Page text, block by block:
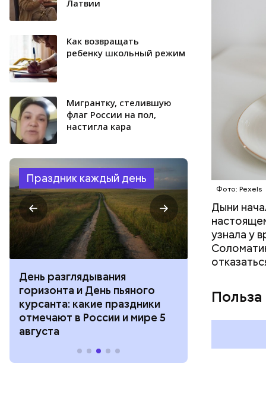
Латвии
Как возвращать
ребенку школьный режим
Мигрантку, стелившую
флаг России на пол,
настигла кара
Праздник каждый день
День разглядывания
горизонта и День пьяного
курсанта: какие праздники
отмечают в России и мире 5
августа
День
праздники
и мире 4
Фото: Pexels
Дыни
узнала у